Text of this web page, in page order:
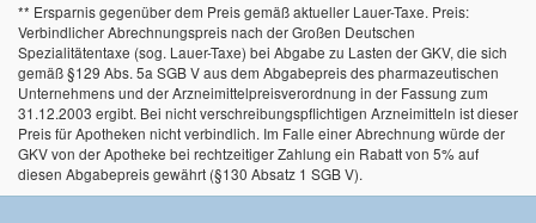
** Ersparnis gegenüber dem Preis gemäß aktueller Lauer-Taxe. Preis:
Verbindlicher Abrechnungspreis nach der Großen Deutschen
Spezialitätentaxe (sog. Lauer-Taxe) bei Abgabe zu Lasten der GKV, die sich
gemäß §129 Abs. 5a SGB V aus dem Abgabepreis des pharmazeutischen
Unternehmens und der Arzneimittelpreisverordnung in der Fassung zum
31.12.2003 ergibt. Bei nicht verschreibungspflichtigen Arzneimitteln ist dieser
Preis für Apotheken nicht verbindlich. Im Falle einer Abrechnung würde der
GKV von der Apotheke bei rechtzeitiger Zahlung ein Rabatt von 5% auf
diesen Abgabepreis gewährt (§130 Absatz 1 SGB V).